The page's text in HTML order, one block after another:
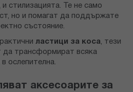
и стилизацията. Те не само
но и помагат да поддържате
състояние.
ластици за коса, тези
да трансформират всяка
ослепителна.
аксесоарите за